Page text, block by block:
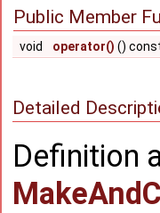
Public Member
void operator() ()
Detailed
Definition